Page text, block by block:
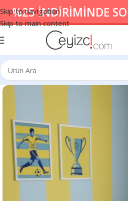
Skip to navigation
Skip to main content
%25 İNDİRİMİNDE